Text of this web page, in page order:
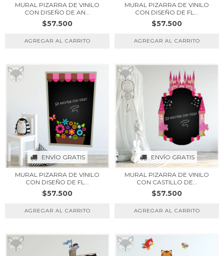
MURAL PIZARRA DE VINILO
CON DISEÑO DE AN...
$57.500
MURAL PIZARRA DE VINILO
CON DISEÑO DE FL...
$57.500
ENVÍO GRATIS
MURAL PIZARRA DE VINILO
CON DISEÑO DE FL...
$57.500
ENVÍO GRATIS
MURAL PIZARRA DE VINILO
CON CASTILLO DE...
$57.500